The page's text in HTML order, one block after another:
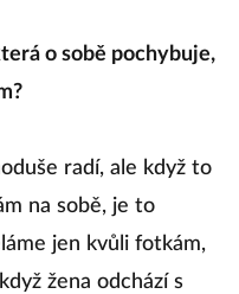
o sobě pochybuje,
radí, ale když to
na sobě, je to
jen kvůli fotkám,
žena odchází s